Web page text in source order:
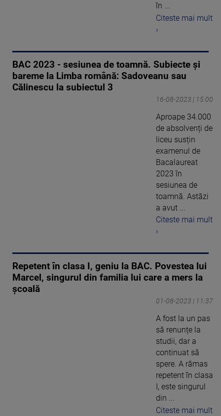
în ...
Citeste mai mult
›
BAC 2023 - sesiunea de toamnă. Subiecte și
bareme la Limba română: Sadoveanu sau
Călinescu la subiectul 3
16-08-2023 | 15:00
Aproape 34.000
de absolvenți de
liceu susțin
examenul de
Bacalaureat
2023 în
sesiunea de
toamnă. Astăzi
a avut ...
Citeste mai mult
›
Repetent în clasa I, geniu la BAC. Povestea lui
Marcel, singurul din familia lui care a mers la
școală
01-08-2023 | 11:37
A fost la un pas
să renunțe la
studii, dar a
continuat să
spere. A rămas
repetent în clasa
I, este singurul
din ...
Citeste mai mult